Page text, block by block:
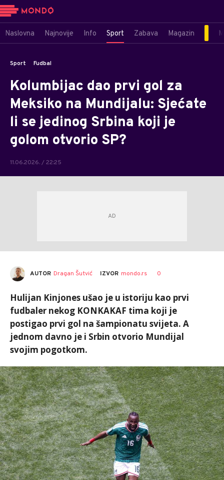
Naslovna Najnovije Info Sport Zabava Magazin
Sport Fudbal
Kolumbijac dao prvi gol za
Meksiko na Mundijalu: Sjećate
li se jedinog Srbina koji je
golom otvorio SP?
11.06.2026. / 22:25
AUTOR Dragan Šutvić IZVOR mondo.rs 0
Hulijan Kinjones ušao je u istoriju kao prvi
fudbaler nekog KONKAKAF tima koji je
postigao prvi gol na šampionatu svijeta. A
jednom davno je i Srbin otvorio Mundijal
svojim pogotkom.